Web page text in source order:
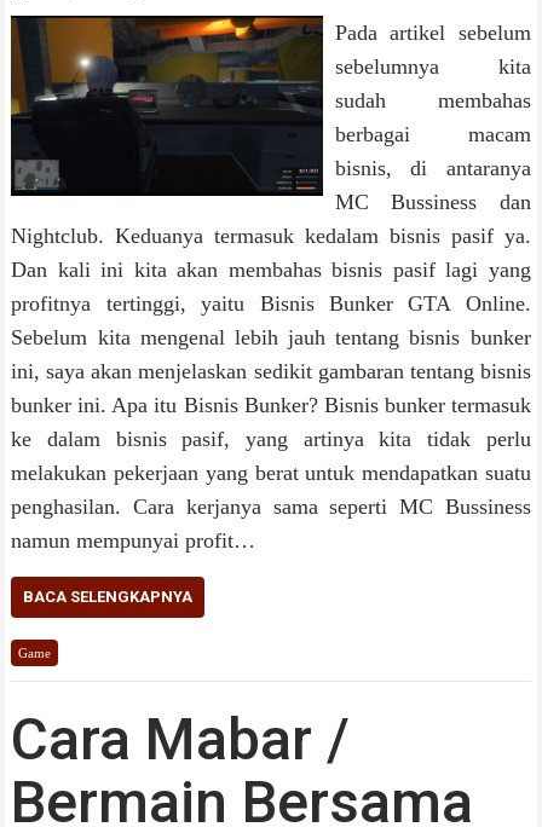
Pada artikel sebelum
sebelumnya kita
sudah membahas
berbagai macam
bisnis, di antaranya
MC Bussiness dan
Nightclub. Keduanya termasuk kedalam bisnis pasif ya.
Dan kali ini kita akan membahas bisnis pasif lagi yang
profitnya tertinggi, yaitu Bisnis Bunker GTA Online.
Sebelum kita mengenal lebih jauh tentang bisnis bunker
ini, saya akan menjelaskan sedikit gambaran tentang bisnis
bunker ini. Apa itu Bisnis Bunker? Bisnis bunker termasuk
ke dalam bisnis pasif, yang artinya kita tidak perlu
melakukan pekerjaan yang berat untuk mendapatkan suatu
penghasilan. Cara kerjanya sama seperti MC Bussiness
namun mempunyai profit…
BACA SELENGKAPNYA
Game
Cara Mabar /
Bermain Bersama